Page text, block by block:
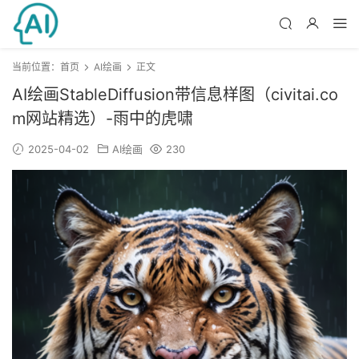
当前位置： 首页 AI绘画 正文
AI绘画StableDiffusion带信息样图（civitai.co
m网站精选）-雨中的虎啸
2025-04-02 AI绘画 230